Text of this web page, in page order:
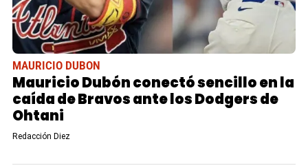
MAURICIO DUBON
Mauricio Dubón conectó sencillo en la
caída de Bravos ante los Dodgers de
Ohtani
Redacción Diez